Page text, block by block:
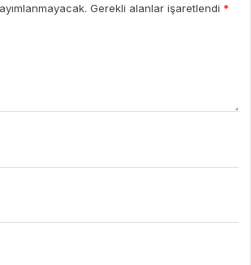
Gerekli alanlar işaretlendi *